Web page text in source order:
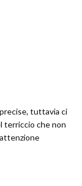
tuttavia ci
terriccio che non